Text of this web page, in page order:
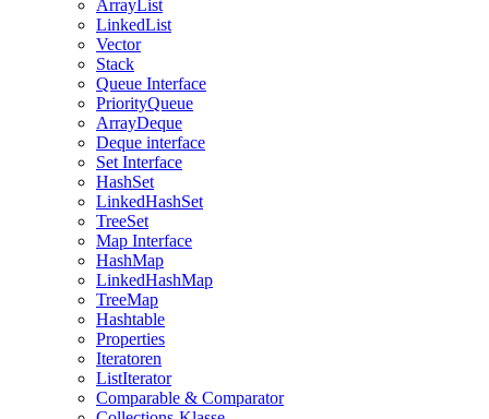
ArrayList
LinkedList
Vector
Stack
Queue Interface
PriorityQueue
ArrayDeque
Deque interface
Set Interface
HashSet
LinkedHashSet
TreeSet
Map Interface
HashMap
LinkedHashMap
TreeMap
Hashtable
Properties
Iteratoren
ListIterator
Comparable & Comparator